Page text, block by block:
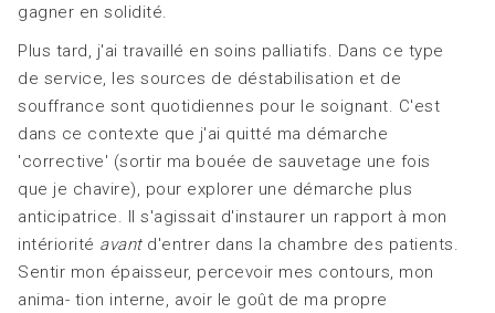
gagner en solidité.
Plus tard, j'ai travaillé en soins palliatifs. Dans ce type
de service, les sources de déstabilisation et de
souffrance sont quotidiennes pour le soignant. C'est
dans ce contexte que j'ai quitté ma démarche
'corrective' (sortir ma bouée de sauvetage une fois
que je chavire), pour explorer une démarche plus
anticipatrice. Il s'agissait d'instaurer un rapport à mon
intériorité avant d'entrer dans la chambre des patients.
Sentir mon épaisseur, percevoir mes contours, mon
anima- tion interne, avoir le goût de ma propre